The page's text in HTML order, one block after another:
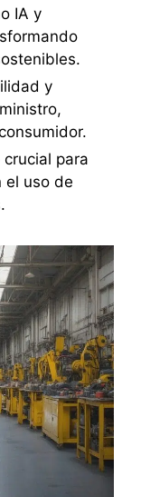
IA y
y
para
el uso de